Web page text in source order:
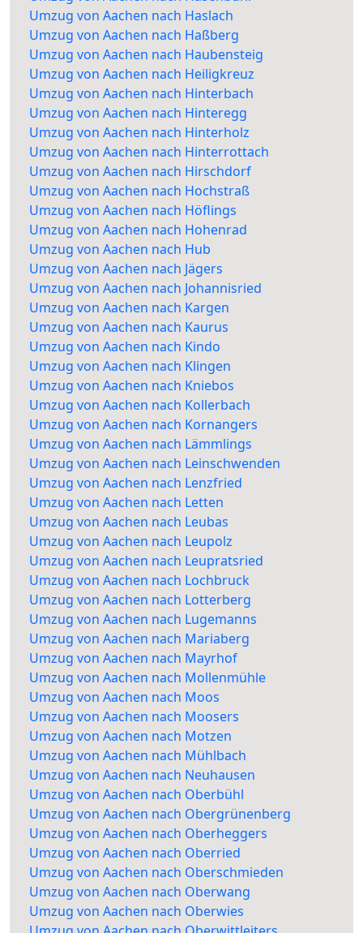
Umzug von Aachen nach Haslach
Umzug von Aachen nach Haßberg
Umzug von Aachen nach Haubensteig
Umzug von Aachen nach Heiligkreuz
Umzug von Aachen nach Hinterbach
Umzug von Aachen nach Hinteregg
Umzug von Aachen nach Hinterholz
Umzug von Aachen nach Hinterrottach
Umzug von Aachen nach Hirschdorf
Umzug von Aachen nach Hochstraß
Umzug von Aachen nach Höflings
Umzug von Aachen nach Hohenrad
Umzug von Aachen nach Hub
Umzug von Aachen nach Jägers
Umzug von Aachen nach Johannisried
Umzug von Aachen nach Kargen
Umzug von Aachen nach Kaurus
Umzug von Aachen nach Kindo
Umzug von Aachen nach Klingen
Umzug von Aachen nach Kniebos
Umzug von Aachen nach Kollerbach
Umzug von Aachen nach Kornangers
Umzug von Aachen nach Lämmlings
Umzug von Aachen nach Leinschwenden
Umzug von Aachen nach Lenzfried
Umzug von Aachen nach Letten
Umzug von Aachen nach Leubas
Umzug von Aachen nach Leupolz
Umzug von Aachen nach Leupratsried
Umzug von Aachen nach Lochbruck
Umzug von Aachen nach Lotterberg
Umzug von Aachen nach Lugemanns
Umzug von Aachen nach Mariaberg
Umzug von Aachen nach Mayrhof
Umzug von Aachen nach Mollenmühle
Umzug von Aachen nach Moos
Umzug von Aachen nach Moosers
Umzug von Aachen nach Motzen
Umzug von Aachen nach Mühlbach
Umzug von Aachen nach Neuhausen
Umzug von Aachen nach Oberbühl
Umzug von Aachen nach Obergrünenberg
Umzug von Aachen nach Oberheggers
Umzug von Aachen nach Oberried
Umzug von Aachen nach Oberschmieden
Umzug von Aachen nach Oberwang
Umzug von Aachen nach Oberwies